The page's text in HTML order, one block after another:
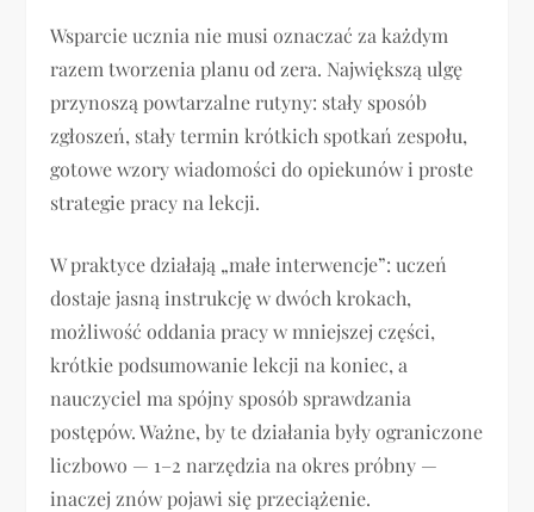
Wsparcie ucznia nie musi oznaczać za każdym
razem tworzenia planu od zera. Największą ulgę
przynoszą powtarzalne rutyny: stały sposób
zgłoszeń, stały termin krótkich spotkań zespołu,
gotowe wzory wiadomości do opiekunów i proste
strategie pracy na lekcji.
W praktyce działają „małe interwencje”: uczeń
dostaje jasną instrukcję w dwóch krokach,
możliwość oddania pracy w mniejszej części,
krótkie podsumowanie lekcji na koniec, a
nauczyciel ma spójny sposób sprawdzania
postępów. Ważne, by te działania były ograniczone
liczbowo — 1–2 narzędzia na okres próbny —
inaczej znów pojawi się przeciążenie.